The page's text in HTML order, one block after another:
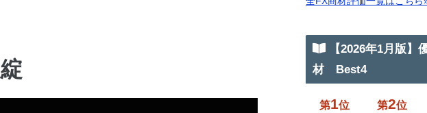
【2026年1月版】
材 Best4
第1位 第2位